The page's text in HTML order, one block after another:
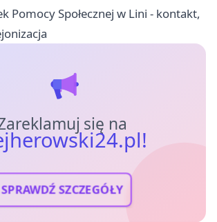
Pomocy Społecznej w Lini - kontakt,
się na
SPRAWDŹ SZCZEGÓŁY